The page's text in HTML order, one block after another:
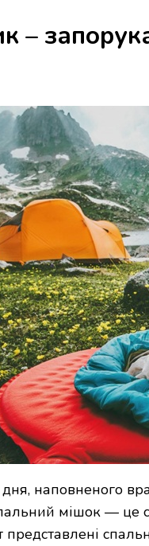
–
дня, наповненого
мішок — це